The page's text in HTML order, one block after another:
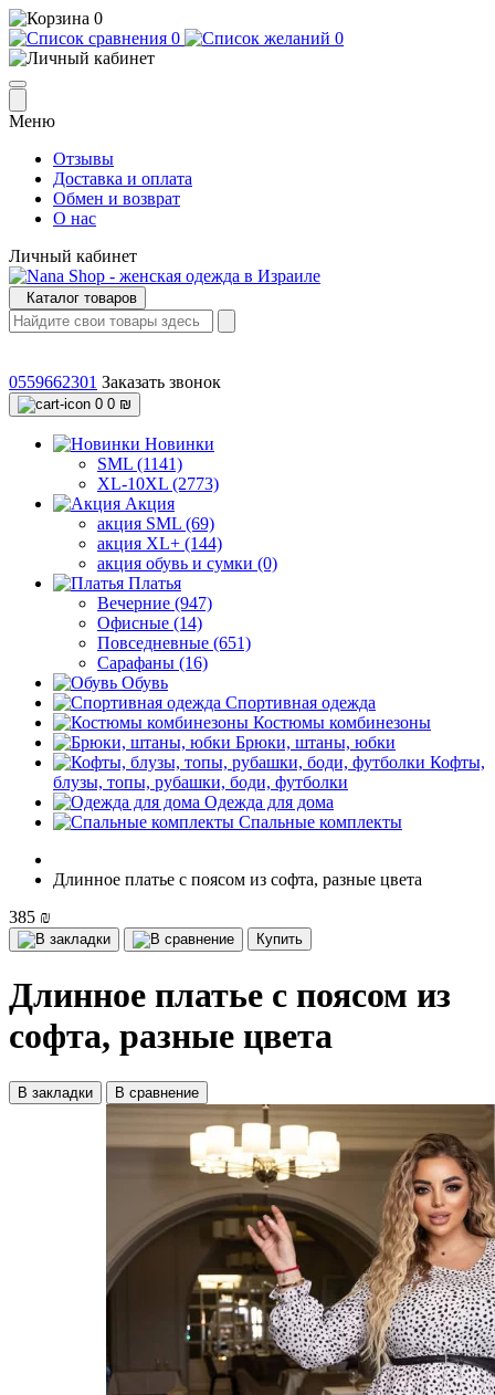
0
0
0
Меню
Отзывы
Доставка и оплата
Обмен и возврат
О нас
Личный кабинет
Каталог товаров
0559662301 Заказать звонок
0 0 ₪
Новинки
SML (1141)
XL-10XL (2773)
Акция
акция SML (69)
акция XL+ (144)
акция обувь и сумки (0)
Платья
Вечерние (947)
Офисные (14)
Повседневные (651)
Сарафаны (16)
Обувь
Спортивная одежда
Костюмы комбинезоны
Брюки, штаны, юбки
Кофты,
блузы, топы, рубашки, боди, футболки
Одежда для дома
Спальные комплекты
Длинное платье с поясом из софта, разные цвета
385 ₪
Купить
Длинное платье с поясом из
софта, разные цвета
В закладки В сравнение